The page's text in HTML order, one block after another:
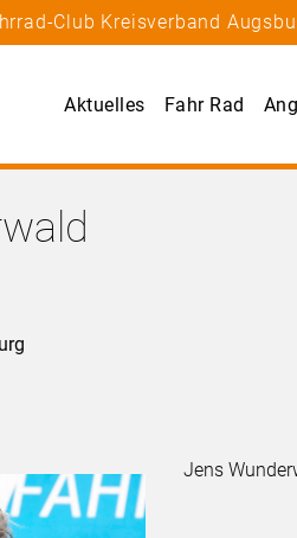
Club Kreisverband
Aktuelles Fahr Rad
Jens